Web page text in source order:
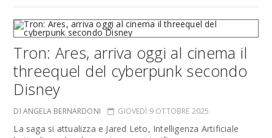
Tron: Ares, arriva oggi al cinema il
threequel del cyberpunk secondo
Disney
DI ANGELA BERNARDONI GIOVEDÌ 9 OTTOBRE 2025
La saga si attualizza e Jared Leto, Intelligenza Artificiale